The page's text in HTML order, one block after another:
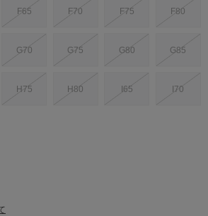
F65 F70 F75 F80
G70 G75 G80 G85
H75 H80 I65 I70